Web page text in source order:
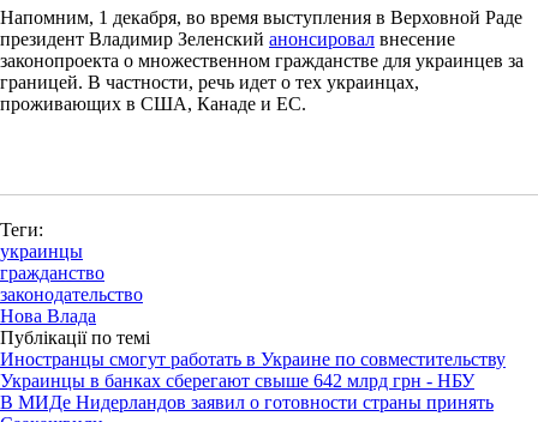
Напомним, 1 декабря, во время выступления в Верховной Раде
президент Владимир Зеленский анонсировал внесение
законопроекта о множественном гражданстве для украинцев за
границей. В частности, речь идет о тех украинцах,
проживающих в США, Канаде и ЕС.
Теги:
украинцы
гражданство
законодательство
Нова Влада
Публікації по темі
Иностранцы смогут работать в Украине по совместительству
Украинцы в банках сберегают свыше 642 млрд грн - НБУ
В МИДе Нидерландов заявил о готовности страны принять